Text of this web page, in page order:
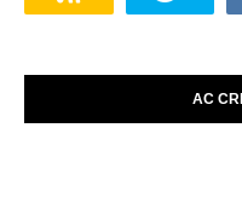
AC